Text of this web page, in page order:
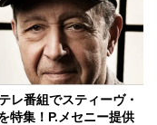
レ番組でスティーヴ・
特集！P.メセニー提供